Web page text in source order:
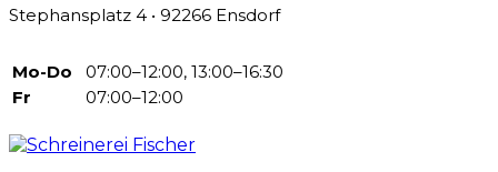
Stephansplatz 4 • 92266 Ensdorf
Mo-Do
07:00–12:00, 13:00–16:30
Fr
07:00–12:00